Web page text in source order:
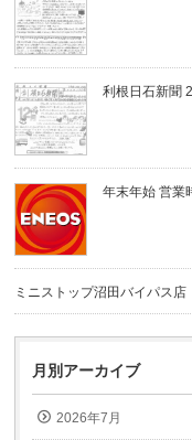
利根日石新聞
年末年始 営業
ミニストップ沼田バイパス
月別アーカイブ
2026年7月